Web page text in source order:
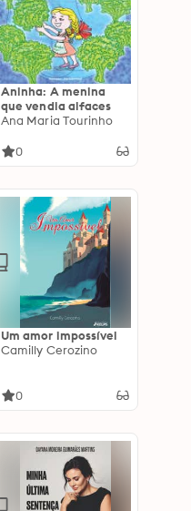
Aninha: A menina
que vendia alfaces
Ana Maria Tourinho
0
Um amor impossível
Camilly Cerozino
0